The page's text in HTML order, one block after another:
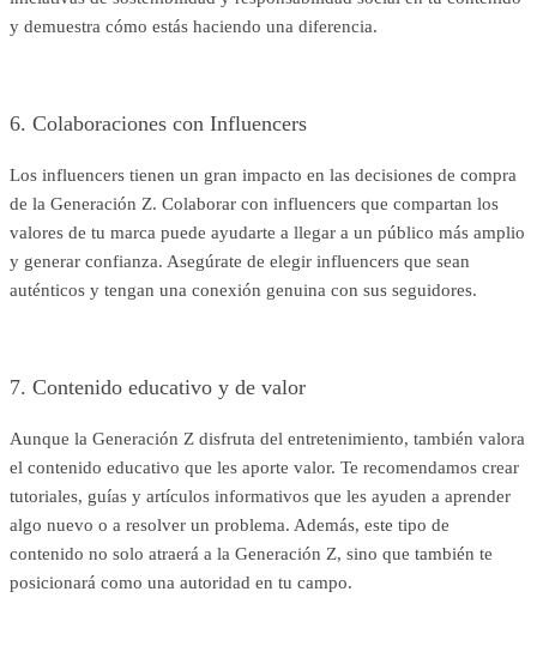
y demuestra cómo estás haciendo una diferencia.
6. Colaboraciones con Influencers
Los influencers tienen un gran impacto en las decisiones de compra
de la Generación Z. Colaborar con influencers que compartan los
valores de tu marca puede ayudarte a llegar a un público más amplio
y generar confianza. Asegúrate de elegir influencers que sean
auténticos y tengan una conexión genuina con sus seguidores.
7. Contenido educativo y de valor
Aunque la Generación Z disfruta del entretenimiento, también valora
el contenido educativo que les aporte valor. Te recomendamos crear
tutoriales, guías y artículos informativos que les ayuden a aprender
algo nuevo o a resolver un problema. Además, este tipo de
contenido no solo atraerá a la Generación Z, sino que también te
posicionará como una autoridad en tu campo.